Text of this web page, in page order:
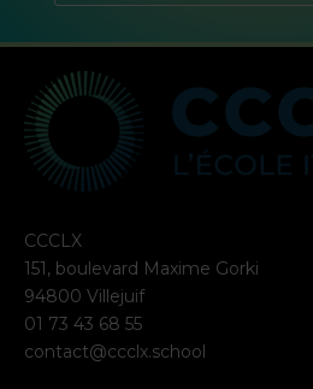
CCCLX
151, boulevard Maxime Gorki
94800 Villejuif
01 73 43 68 55
contact@ccclx.school